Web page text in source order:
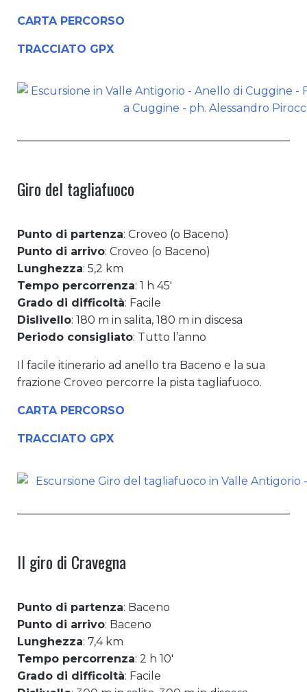
CARTA PERCORSO
TRACCIATO GPX
Giro del tagliafuoco
Punto di partenza: Croveo (o Baceno)
Punto di arrivo: Croveo (o Baceno)
Lunghezza: 5,2 km
Tempo percorrenza: 1 h 45′
Grado di difficoltà: Facile
Dislivello: 180 m in salita, 180 m in discesa
Periodo consigliato: Tutto l’anno
Il facile itinerario ad anello tra Baceno e la sua
frazione Croveo percorre la pista tagliafuoco.
CARTA PERCORSO
TRACCIATO GPX
Il giro di Cravegna
Punto di partenza: Baceno
Punto di arrivo: Baceno
Lunghezza: 7,4 km
Tempo percorrenza: 2 h 10′
Grado di difficoltà: Facile